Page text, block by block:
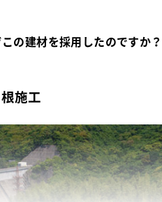
の建材を採用したのですか？
施工